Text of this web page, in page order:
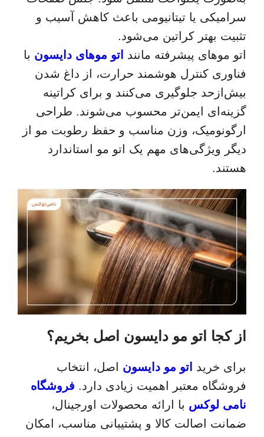
سرامیکی یا تیتانیومی باعث کاهش آسیب و
تثبیت بهتر کراتین می‌شود.
اتو موهای پیشرفته مانند اتو موهای دایسون با
فناوری کنترل هوشمند حرارت، از داغ شدن
بیش‌ازحد جلوگیری می‌کنند و برای کراتینه
گزینه‌ای ایمن‌تر محسوب می‌شوند. طراحی
ارگونومیک، وزن مناسب و حفظ رطوبت مو از
دیگر ویژگی‌های مهم یک اتو مو استاندارد
هستند.
از کجا اتو مو دایسون اصل بخریم؟
برای خرید اتو مو دایسون اصل، انتخاب
فروشگاه معتبر اهمیت زیادی دارد. فروشگاه
نامی لوکس با ارائه محصولات اورجینال،
ضمانت اصالت کالا و پشتیبانی مناسب، امکان